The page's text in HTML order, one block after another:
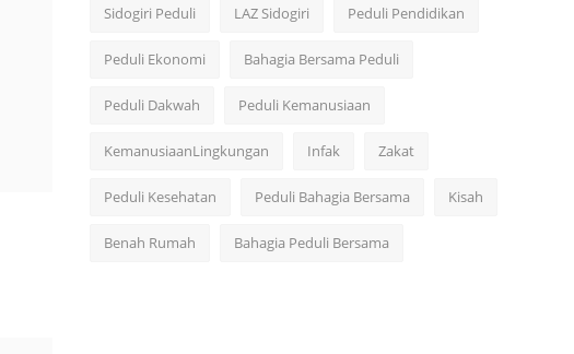
Sidogiri Peduli LAZ Sidogiri Peduli Pendidikan
Peduli Ekonomi Bahagia Bersama Peduli
Peduli Dakwah Peduli Kemanusiaan
KemanusiaanLingkungan Infak Zakat
Peduli Kesehatan Peduli Bahagia Bersama Kisah
Benah Rumah Bahagia Peduli Bersama